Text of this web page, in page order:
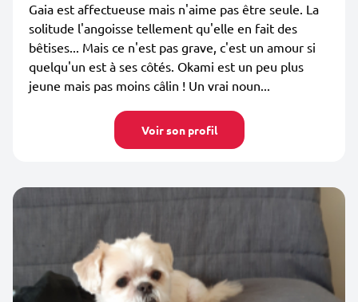
Gaia est affectueuse mais n'aime pas être seule. La
solitude l'angoisse tellement qu'elle en fait des
bêtises... Mais ce n'est pas grave, c'est un amour si
quelqu'un est à ses côtés. Okami est un peu plus
jeune mais pas moins câlin ! Un vrai noun...
Voir son profil